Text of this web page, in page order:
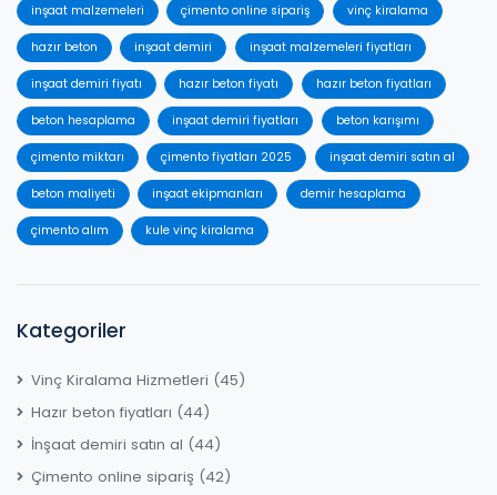
inşaat malzemeleri çimento online sipariş vinç kiralama
hazır beton inşaat demiri inşaat malzemeleri fiyatları
inşaat demiri fiyatı hazır beton fiyatı hazır beton fiyatları
beton hesaplama inşaat demiri fiyatları beton karışımı
çimento miktarı çimento fiyatları 2025 inşaat demiri satın al
beton maliyeti inşaat ekipmanları demir hesaplama
çimento alım kule vinç kiralama
Kategoriler
Vinç Kiralama Hizmetleri (45)
Hazır beton fiyatları (44)
İnşaat demiri satın al (44)
Çimento online sipariş (42)